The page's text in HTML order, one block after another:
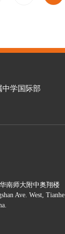
中学国际部
南师大附中奥翔楼
Ave. West, Tianhe